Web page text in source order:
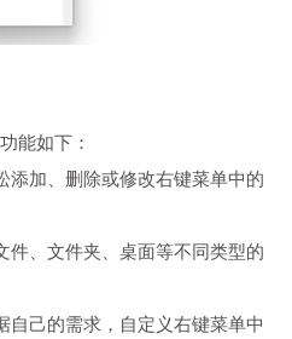
能如下：
添加、删除或修改右键菜单中的
件、文件夹、桌面等不同类型的
自己的需求，自定义右键菜单中